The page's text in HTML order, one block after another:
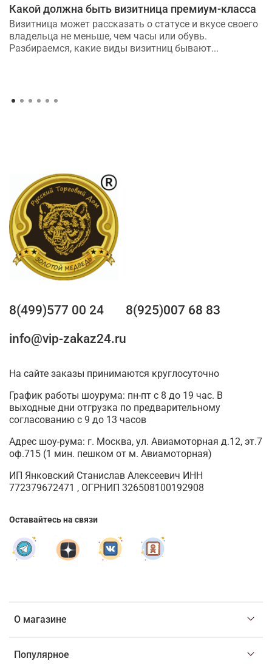
Какой должна быть визитница премиум-класса
Визитница может рассказать о статусе и вкусе своего
владельца не меньше, чем часы или обувь.
Разбираемся, какие виды визитниц бывают...
О магазине
Популярное
8(499)577 00 24
8(925)007 68 83
info@vip-zakaz24.ru
На сайте заказы принимаются круглосуточно
График работы шоурума: пн-пт с 8 до 19 час. В
выходные дни отгрузка по предварительному
согласованию с 9 до 13 часов
Адрес шоу-рума: г. Москва, ул. Авиамоторная д.12, эт.7
оф.715 (1 мин. пешком от м. Авиамоторная)
ИП Янковский Станислав Алексеевич ИНН
772379672471 , ОГРНИП 326508100192908
Оставайтесь на связи